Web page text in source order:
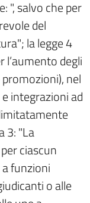
", salvo che per
del
la legge 4
l’aumento degli
nel
integrazioni ad
3: "La
ciascun
funzioni
o alle